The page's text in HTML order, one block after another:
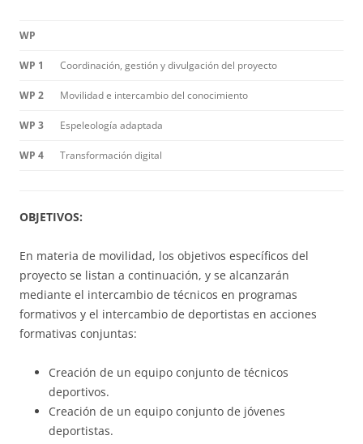
WP
WP 1 Coordinación, gestión y divulgación del proyecto
WP 2 Movilidad e intercambio del conocimiento
WP 3 Espeleología adaptada
WP 4 Transformación digital
OBJETIVOS:
En materia de movilidad, los objetivos específicos del
proyecto se listan a continuación, y se alcanzarán
mediante el intercambio de técnicos en programas
formativos y el intercambio de deportistas en acciones
formativas conjuntas:
Creación de un equipo conjunto de técnicos
deportivos.
Creación de un equipo conjunto de jóvenes
deportistas.